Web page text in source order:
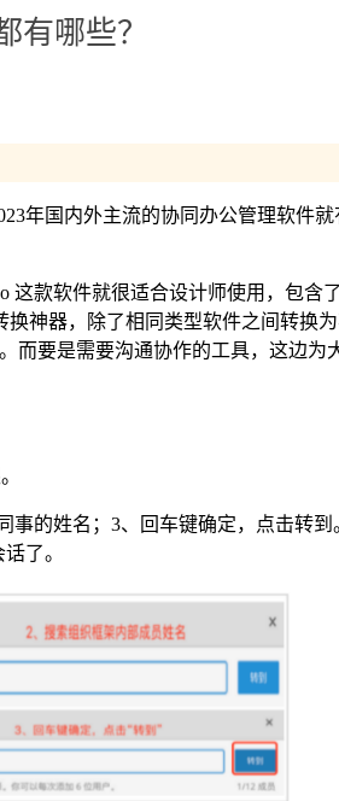
有哪些？
年国内外主流的协同办公管理软件就
这款软件就很适合设计师使用，包含
神器，除了相同类型软件之间转换
而要是需要沟通协作的工具，这边为
事的姓名；3、回车键确定，点击转到
了。